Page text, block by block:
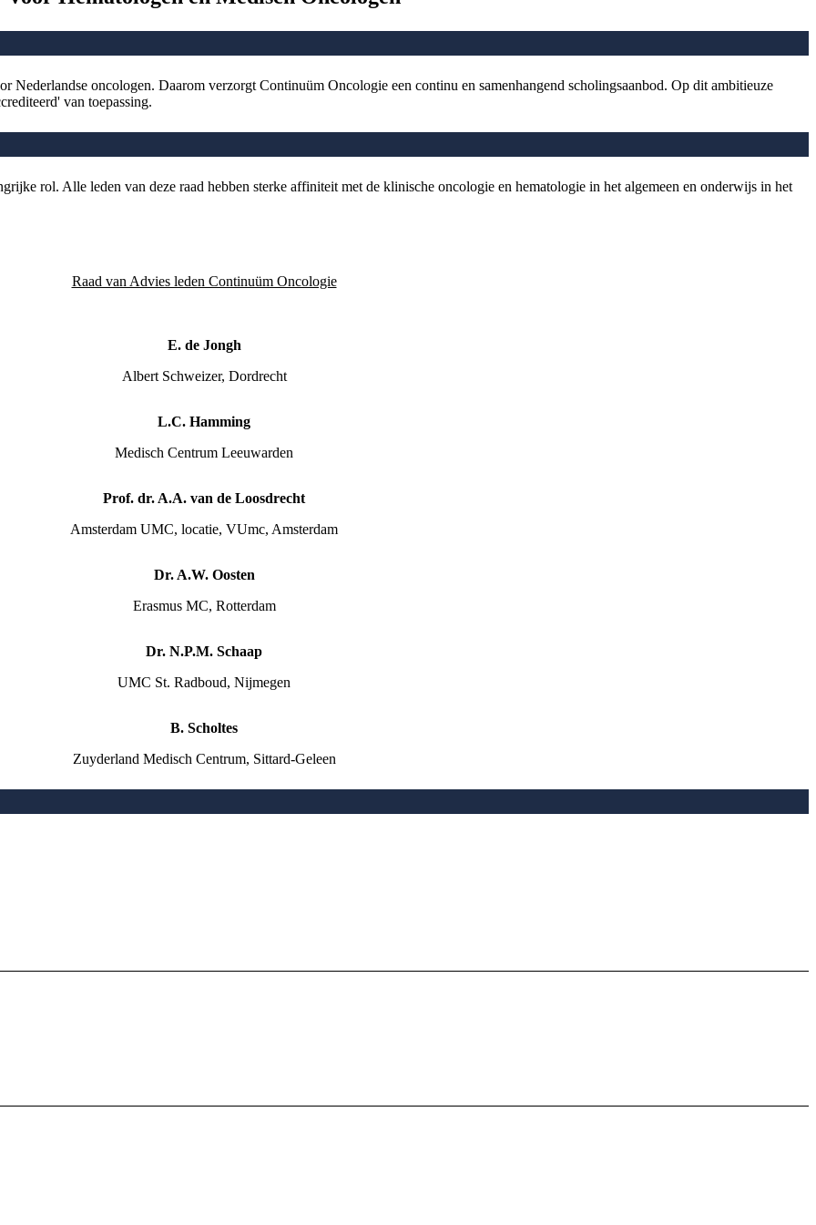
Nederlandse oncologen. Daarom verzorgt Continuüm Oncologie een continu en samenhangend scholingsaanbod. Op dit ambitieuze
van toepassing.
rol. Alle leden van deze raad hebben sterke affiniteit met de klinische oncologie en hematologie in het algemeen en onderwijs in het
Raad van Advies leden Continuüm Oncologie
E. de Jongh
Albert Schweizer, Dordrecht
L.C. Hamming
Medisch Centrum Leeuwarden
Prof. dr. A.A. van de Loosdrecht
Amsterdam UMC, locatie, VUmc, Amsterdam
Dr. A.W. Oosten
Erasmus MC, Rotterdam
Dr. N.P.M. Schaap
UMC St. Radboud, Nijmegen
B. Scholtes
Zuyderland Medisch Centrum, Sittard-Geleen